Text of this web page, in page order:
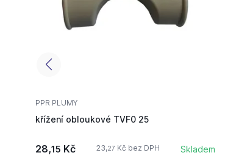
PPR PLUMY
křížení obloukové TVF0 25
28,15 Kč 23,27 Kč bez DPH Skladem